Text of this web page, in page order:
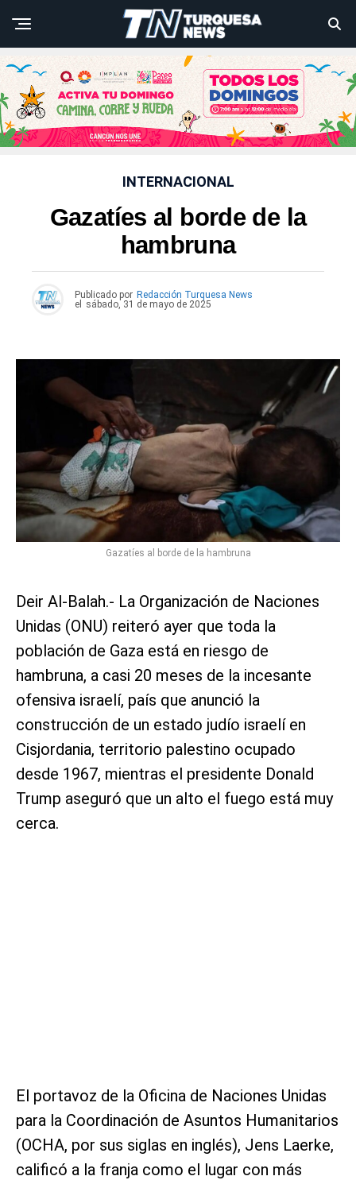
INTERNACIONAL
Gazatíes al borde de la
hambruna
Publicado por Redacción Turquesa News
el
sábado, 31 de mayo de 2025
Gazatíes al borde de la hambruna
Deir Al-Balah.- La Organización de Naciones
Unidas (ONU) reiteró ayer que toda la
población de Gaza está en riesgo de
hambruna, a casi 20 meses de la incesante
ofensiva israelí, país que anunció la
construcción de un estado judío israelí en
Cisjordania, territorio palestino ocupado
desde 1967, mientras el presidente Donald
Trump aseguró que un alto el fuego está muy
cerca.
El portavoz de la Oficina de Naciones Unidas
para la Coordinación de Asuntos Humanitarios
(OCHA, por sus siglas en inglés), Jens Laerke,
calificó a la franja como el lugar con más